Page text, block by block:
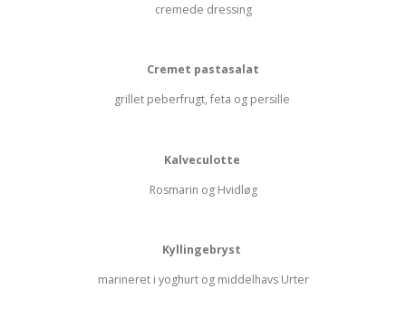
cremede dressing
Cremet pastasalat
grillet peberfrugt, feta og persille
Kalveculotte
Rosmarin og Hvidløg
Kyllingebryst
marineret i yoghurt og middelhavs Urter